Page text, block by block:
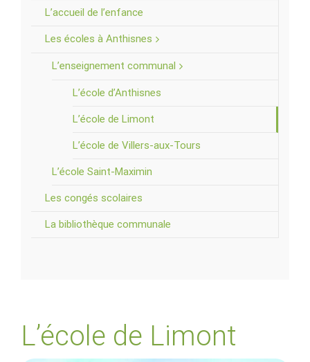
L’école de Limont
L’accueil de l’enfance
Les écoles à Anthisnes
L’enseignement communal
L’école d’Anthisnes
L’école de Limont
L’école de Villers-aux-Tours
L’école Saint-Maximin
Les congés scolaires
La bibliothèque communale